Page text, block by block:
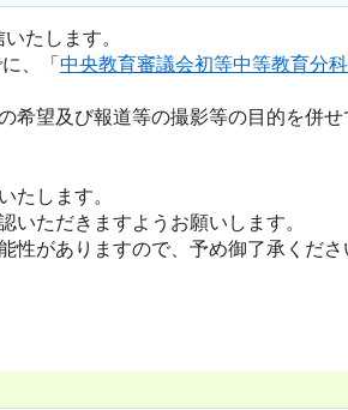
たします。
、「 中央教育審議会初等中等教育分
希望及び報道等の撮影等の目的を併
たします。
いただきますようお願いします。
性がありますので、予め御了承くだ